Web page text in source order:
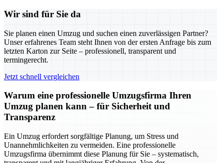
Wir sind für Sie da
Sie planen einen Umzug und suchen einen zuverlässigen Partner?
Unser erfahrenes Team steht Ihnen von der ersten Anfrage bis zum
letzten Karton zur Seite – professionell, transparent und
termingerecht.
Jetzt schnell vergleichen
Warum eine professionelle Umzugsfirma Ihren
Umzug planen kann – für Sicherheit und
Transparenz
Ein Umzug erfordert sorgfältige Planung, um Stress und
Unannehmlichkeiten zu vermeiden. Eine professionelle
Umzugsfirma übernimmt diese Planung für Sie – systematisch,